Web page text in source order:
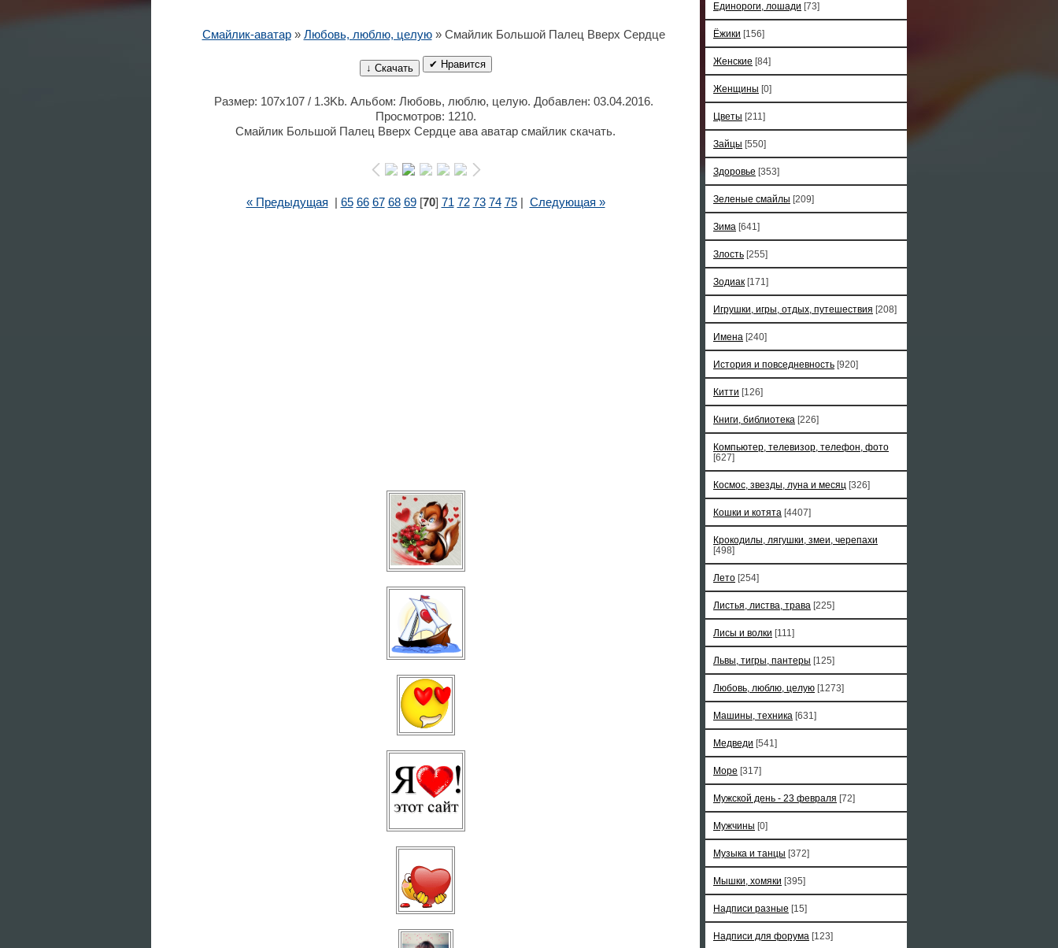
Смайлик-аватар» Любовь, люблю, целую» Смайлик Большой Палец Вверх Сердце
↓ Скачать ✔ Нравится
Размер: 107x107 / 1.3Kb. Альбом: Любовь, люблю, целую. Добавлен: 03.04.2016.
Просмотров: 1210.
Смайлик Большой Палец Вверх Сердце ава аватар смайлик скачать.
« Предыдущая 65 66 67 68 69[70] 71 72 73 74 75| Следующая »
Единороги, лошади [73]
Ёжики [156]
Женские [84]
Женщины [0]
Цветы [211]
Зайцы [550]
Здоровье [353]
Зеленые смайлы [209]
Зима [641]
Злость [255]
Зодиак [171]
Игрушки, игры, отдых, путешествия [208]
Имена [240]
История и повседневность [920]
Китти [126]
Книги, библиотека [226]
Компьютер, телевизор, телефон, фото
[627]
Космос, звезды, луна и месяц [326]
Кошки и котята [4407]
Крокодилы, лягушки, змеи, черепахи
[498]
Лето [254]
Листья, листва, трава [225]
Лисы и волки [111]
Львы, тигры, пантеры [125]
Любовь, люблю, целую [1273]
Машины, техника [631]
Медведи [541]
Море [317]
Мужской день - 23 февраля [72]
Мужчины [0]
Музыка и танцы [372]
Мышки, хомяки [395]
Надписи разные [15]
Надписи для форума [123]